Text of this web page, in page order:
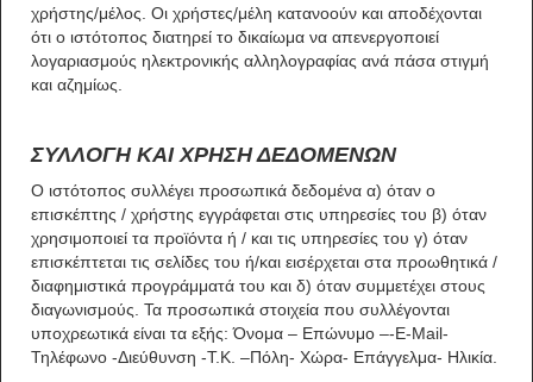
χρήστης/μέλος. Οι χρήστες/μέλη κατανοούν και αποδέχονται
ότι ο ιστότοπος διατηρεί το δικαίωμα να απενεργοποιεί
λογαριασμούς ηλεκτρονικής αλληλογραφίας ανά πάσα στιγμή
και αζημίως.
ΣΥΛΛΟΓΗ ΚΑΙ ΧΡΗΣΗ ΔΕΔΟΜΕΝΩΝ
Ο ιστότοπος συλλέγει προσωπικά δεδομένα α) όταν ο
επισκέπτης / χρήστης εγγράφεται στις υπηρεσίες του β) όταν
χρησιμοποιεί τα προϊόντα ή / και τις υπηρεσίες του γ) όταν
επισκέπτεται τις σελίδες του ή/και εισέρχεται στα προωθητικά /
διαφημιστικά προγράμματά του και δ) όταν συμμετέχει στους
διαγωνισμούς. Τα προσωπικά στοιχεία που συλλέγονται
υποχρεωτικά είναι τα εξής: Όνομα – Επώνυμο –-Ε-Mail-
Τηλέφωνο -Διεύθυνση -Τ.Κ. –Πόλη- Χώρα- Επάγγελμα- Ηλικία.